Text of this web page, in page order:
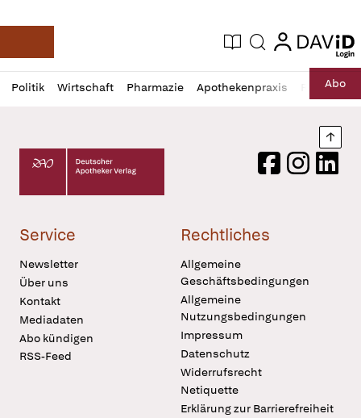
Deutsche Apotheker Zeitung
Aktuelle Ausgabe
Suche login
login
Politik Wirtschaft Pharmazie Apothekenpraxis RechtAbo
Profil
öffnen
Daz
Pur
Deutscher Apotheker Verlag Logo
FacebookInstagram
Service
Newsletter
Über uns
Kontakt
Mediadaten
Abo kündigen
RSS-Feed
Rechtliches
Allgemeine
Geschäftsbedingungen
Allgemeine
Nutzungsbedingungen
Impressum
Datenschutz
Widerrufsrecht
Netiquette
Erklärung zur Barrierefreiheit